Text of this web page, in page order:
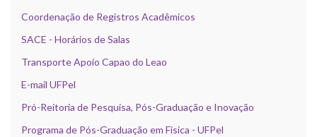
Coordenação de Registros Acadêmicos
SACE - Horários de Salas
Transporte Apoio Capao do Leao
E-mail UFPel
Pró-Reitoria de Pesquisa, Pós-Graduação e Inovação
Programa de Pós-Graduação em Física - UFPel